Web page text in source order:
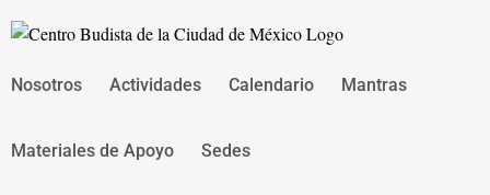
Nosotros Actividades Calendario Mantras
Materiales de Apoyo Sedes